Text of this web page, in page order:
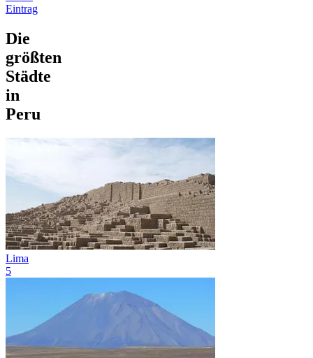
Eintrag
Die
größten
Städte
in
Peru
Lima
5